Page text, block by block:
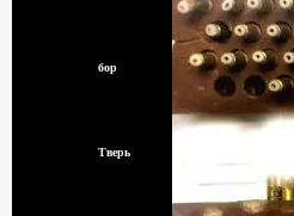
бор
Тверь